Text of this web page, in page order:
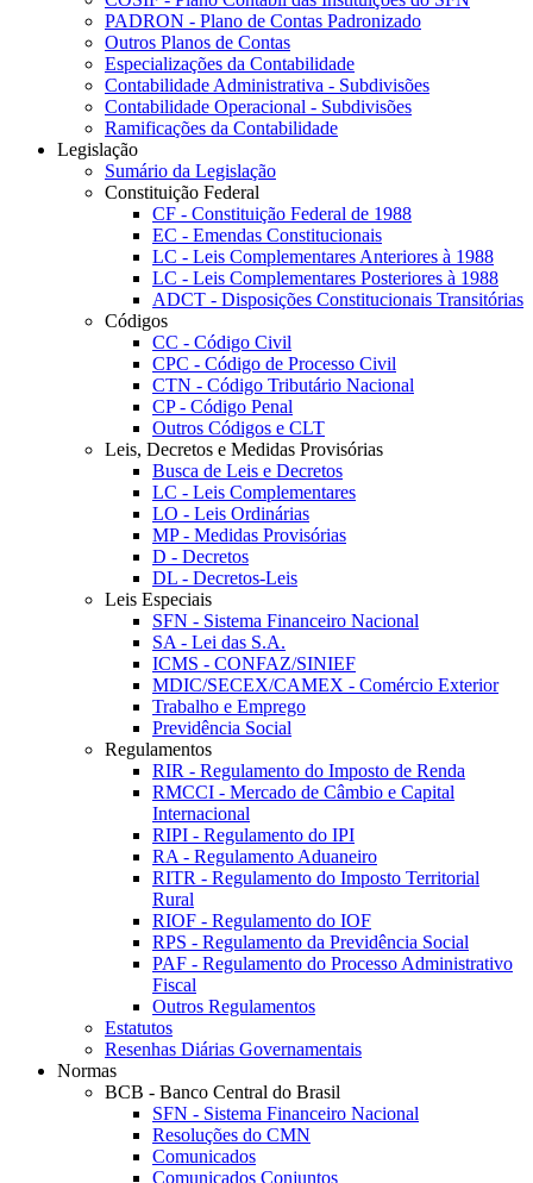
PADRON - Plano de Contas Padronizado
Outros Planos de Contas
Especializações da Contabilidade
Contabilidade Administrativa - Subdivisões
Contabilidade Operacional - Subdivisões
Ramificações da Contabilidade
Legislação
Sumário da Legislação
Constituição Federal
CF - Constituição Federal de 1988
EC - Emendas Constitucionais
LC - Leis Complementares Anteriores à 1988
LC - Leis Complementares Posteriores à 1988
ADCT - Disposições Constitucionais Transitórias
Códigos
CC - Código Civil
CPC - Código de Processo Civil
CTN - Código Tributário Nacional
CP - Código Penal
Outros Códigos e CLT
Leis, Decretos e Medidas Provisórias
Busca de Leis e Decretos
LC - Leis Complementares
LO - Leis Ordinárias
MP - Medidas Provisórias
D - Decretos
DL - Decretos-Leis
Leis Especiais
SFN - Sistema Financeiro Nacional
SA - Lei das S.A.
ICMS - CONFAZ/SINIEF
MDIC/SECEX/CAMEX - Comércio Exterior
Trabalho e Emprego
Previdência Social
Regulamentos
RIR - Regulamento do Imposto de Renda
RMCCI - Mercado de Câmbio e Capital
Internacional
RIPI - Regulamento do IPI
RA - Regulamento Aduaneiro
RITR - Regulamento do Imposto Territorial
Rural
RIOF - Regulamento do IOF
RPS - Regulamento da Previdência Social
PAF - Regulamento do Processo Administrativo
Fiscal
Outros Regulamentos
Estatutos
Resenhas Diárias Governamentais
Normas
BCB - Banco Central do Brasil
SFN - Sistema Financeiro Nacional
Resoluções do CMN
Comunicados
Comunicados Conjuntos